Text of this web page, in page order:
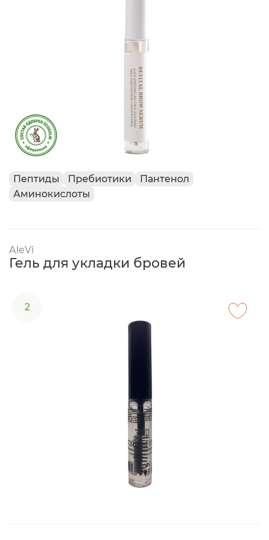
Пептиды Пребиотики
Пантенол
Аминокислоты
AleVi
Гель для укладки бровей
2